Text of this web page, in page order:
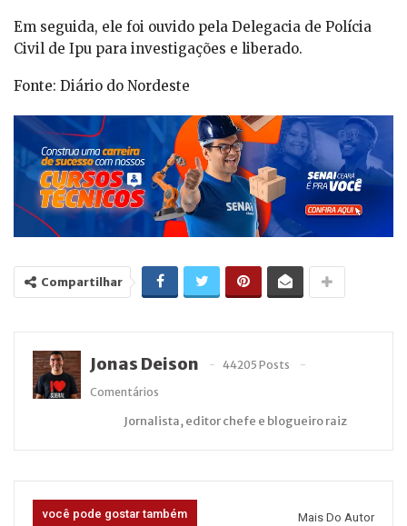
Em seguida, ele foi ouvido pela Delegacia de Polícia
Civil de Ipu para investigações e liberado.
Fonte: Diário do Nordeste
Compartilhar
Jonas Deison
44205 Posts
Comentários
Jornalista, editor chefe e blogueiro raiz
você pode gostar também Mais Do Autor